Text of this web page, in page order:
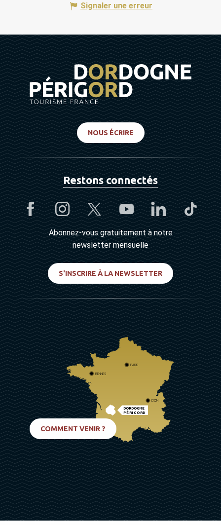
Signaler une erreur
NOUS ÉCRIRE
Restons connectés
Abonnez-vous gratuitement à notre
newsletter mensuelle
S'INSCRIRE À LA NEWSLETTER
DORDOGNE
PÉRIGORD
PARIS
RENNES
LYON
COMMENT VENIR ?